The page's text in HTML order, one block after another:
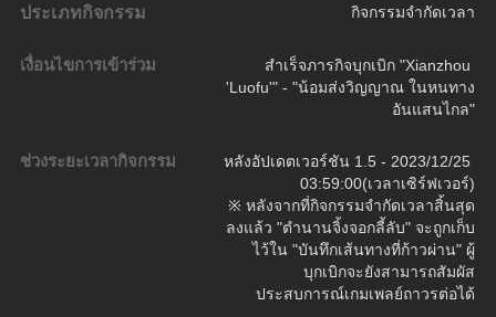
ประเภทกิจกรรม กิจกรรมจำกัดเวลา
เงื่อนไขการเข้าร่วม
สำเร็จภารกิจบุกเบิก "Xianzhou
'Luofu'" - "น้อมส่งวิญญาณ ในหนทาง
อันแสนไกล"
ช่วงระยะเวลากิจกรรม
หลังอัปเดตเวอร์ชัน 1.5 - 2023/12/25
03:59:00(เวลาเซิร์ฟเวอร์)
※ หลังจากที่กิจกรรมจำกัดเวลาสิ้นสุด
ลงแล้ว "ตำนานจิ้งจอกลี้ลับ" จะถูกเก็บ
ไว้ใน "บันทึกเส้นทางที่ก้าวผ่าน" ผู้
บุกเบิกจะยังสามารถสัมผัส
ประสบการณ์เกมเพลย์ถาวรต่อได้